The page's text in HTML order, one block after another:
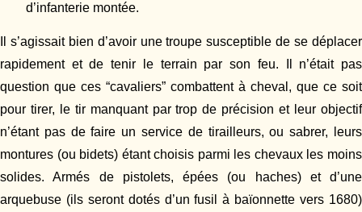
d’infanterie montée.
Il s’agissait bien d’avoir une troupe susceptible de se déplacer
rapidement et de tenir le terrain par son feu. Il n’était pas
question que ces “cavaliers” combattent à cheval, que ce soit
pour tirer, le tir manquant par trop de précision et leur objectif
n’étant pas de faire un service de tirailleurs, ou sabrer, leurs
montures (ou bidets) étant choisis parmi les chevaux les moins
solides. Armés de pistolets, épées (ou haches) et d’une
arquebuse (ils seront dotés d’un fusil à baïonnette vers 1680)